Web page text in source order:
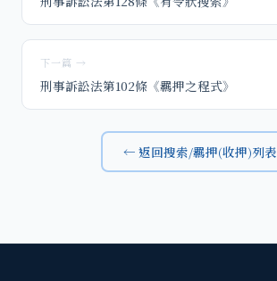
下一篇 →
刑事訴訟法第102條《羈押之程式》
← 返回搜索/羈押(收押)列表